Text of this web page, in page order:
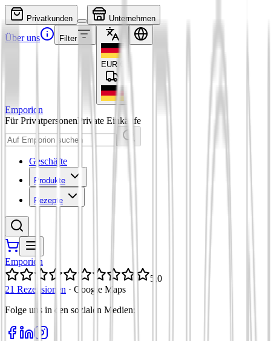
Privatkunden Unternehmen
Über uns Filter
EUR
Emporion
Für PrivatpersonenPrivate Einkäufe
Geschäfte
Produkte
Rezepte
Emporion
5,0
21 Rezensionen · Google Maps
Folge uns in den sozialen Medien: